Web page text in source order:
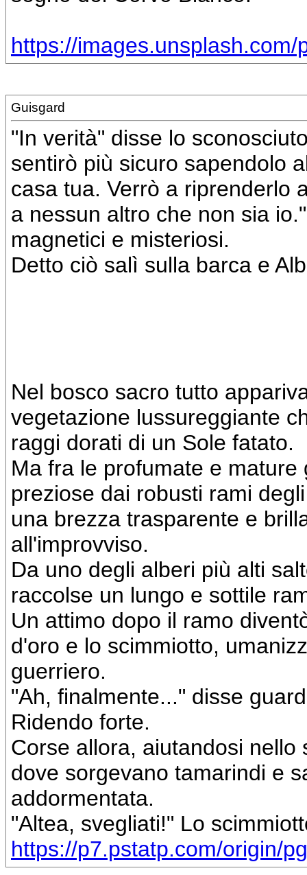
https://
Guisgard
"In verità" disse lo
sentirò più sicuro sapendolo
casa tua. Verrò a riprenderlo
a nessun altro che non sia
magnetici e misteriosi.
Detto ciò salì sulla barca e
Nel bosco sacro tutto
vegetazione lussureggiante
raggi dorati di un Sole fatato.
Ma fra le profumate e
preziose dai robusti rami
una brezza trasparente e
all'improvviso.
Da uno degli alberi più alti
raccolse un lungo e sottile
Un attimo dopo il ramo
d'oro e lo scimmiotto,
guerriero.
"Ah, finalmente..." disse
Ridendo forte.
Corse allora, aiutandosi
dove sorgevano tamarindi e
addormentata.
"Altea, svegliati!" Lo
https://p7.pstatp.com/origin/